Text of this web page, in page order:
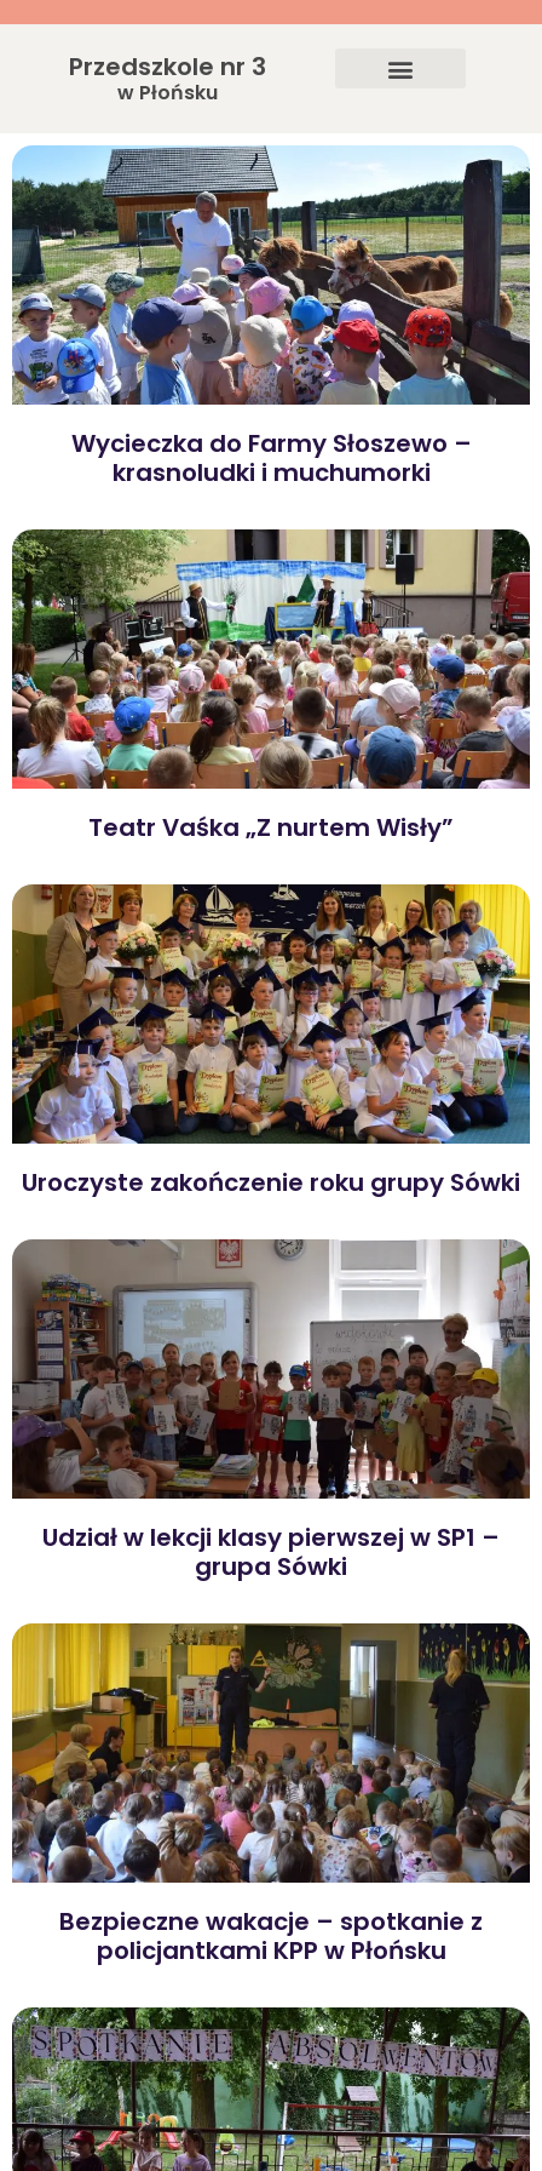
Przedszkole nr 3
w Płońsku
Wycieczka do Farmy Słoszewo –
krasnoludki i muchumorki
Teatr Vaśka „Z nurtem Wisły”
Uroczyste zakończenie roku grupy Sówki
Udział w lekcji klasy pierwszej w SP1 –
grupa Sówki
Bezpieczne wakacje – spotkanie z
policjantkami KPP w Płońsku